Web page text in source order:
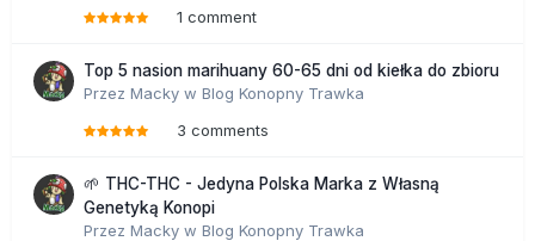
1 comment
Top 5 nasion marihuany 60-65 dni od kiełka do zbioru
Przez Macky w Blog Konopny Trawka
3 comments
🌱 THC-THC - Jedyna Polska Marka z Własną
Genetyką Konopi
Przez Macky w Blog Konopny Trawka